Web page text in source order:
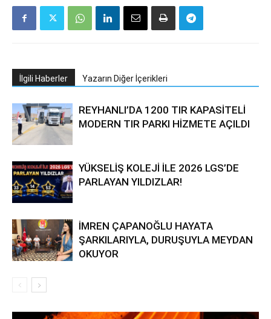
İlgili Haberler Yazarın Diğer İçerikleri
REYHANLI’DA 1200 TIR KAPASİTELİ
MODERN TIR PARKI HİZMETE AÇILDI
YÜKSELİŞ KOLEJİ İLE 2026 LGS’DE
PARLAYAN YILDIZLAR!
İMREN ÇAPANOĞLU HAYATA
ŞARKILARIYLA, DURUŞUYLA MEYDAN
OKUYOR